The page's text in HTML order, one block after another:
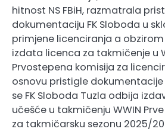
hitnost NS FBiH, razmatrala
dokumentaciju FK Sloboda u
primjene licenciranja a
izdata licenca za takmičenje u
Prvostepena komisija za
osnovu pristigle
se FK Sloboda Tuzla odbija
učešće u takmičenju WWIN
za takmičarsku sezonu 2025/